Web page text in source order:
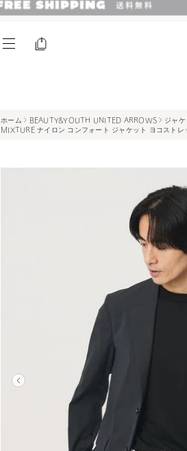
ホーム BEAUTY&YOUTH UNITED ARROWS
ジャ
MIXTURE ナイロン コンフォート ジャケット ヨコスト